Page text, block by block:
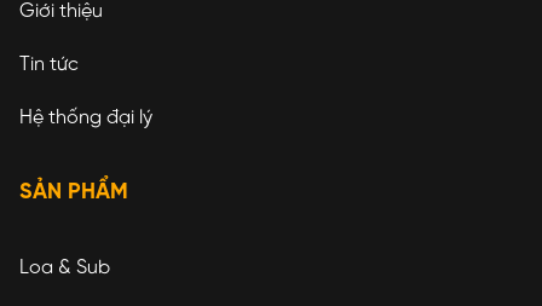
Giới thiệu
Tin tức
Hệ thống đại lý
SẢN PHẨM
Loa & Sub